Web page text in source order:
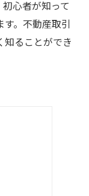
心者が知って
。不動産取引
知ることができ